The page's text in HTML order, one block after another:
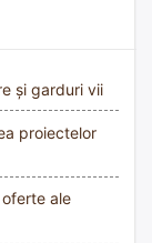
și garduri vii
proiectelor
ale